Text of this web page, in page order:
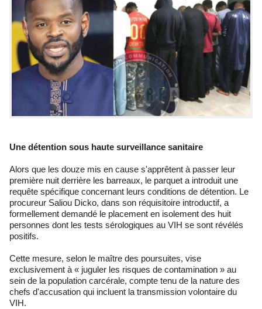
Une détention sous haute surveillance sanitaire
Alors que les douze mis en cause s'apprêtent à passer leur
première nuit derrière les barreaux, le parquet a introduit une
requête spécifique concernant leurs conditions de détention. Le
procureur Saliou Dicko, dans son réquisitoire introductif, a
formellement demandé le placement en isolement des huit
personnes dont les tests sérologiques au VIH se sont révélés
positifs.
Cette mesure, selon le maître des poursuites, vise
exclusivement à « juguler les risques de contamination » au
sein de la population carcérale, compte tenu de la nature des
chefs d'accusation qui incluent la transmission volontaire du
VIH.